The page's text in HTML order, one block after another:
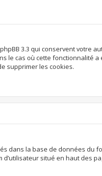
3.3 qui conservent votre
le cas où cette
supprimer les cookies.
dans la base de données du
situé en haut des